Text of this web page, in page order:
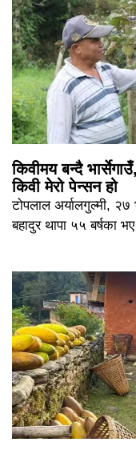
किवीमय बन्दै
किवी मेरो पेन्सन हो
टोपलाल अर्यालगुल्मी,
बहादुर थापा ५५ बर्षका भए